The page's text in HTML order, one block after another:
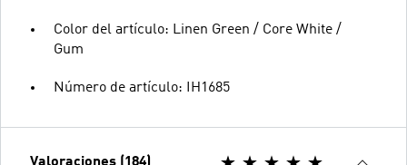
Color del artículo: Linen Green / Core White /
Gum
Número de artículo: IH1685